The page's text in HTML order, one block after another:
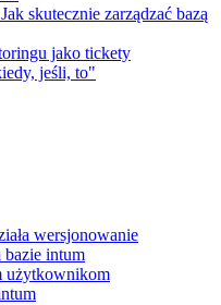
skutecznie zarządzać bazą
jako tickety
jeśli, to"
wersjonowanie
bazie intum
użytkownikom